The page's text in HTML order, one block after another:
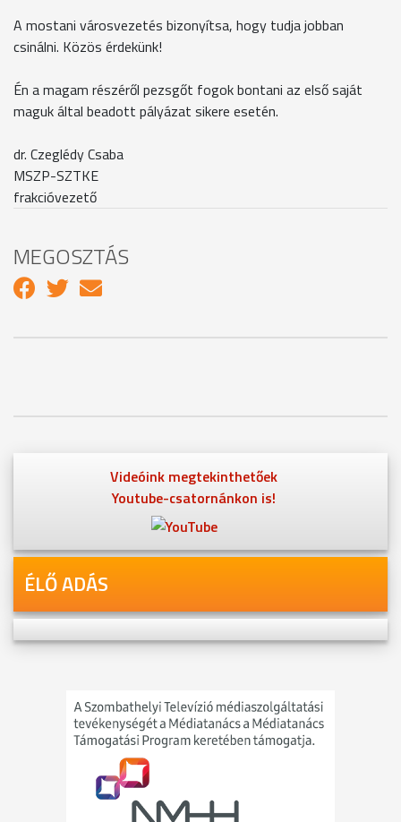
A mostani városvezetés bizonyítsa, hogy tudja jobban
csinálni. Közös érdekünk!
Én a magam részéről pezsgőt fogok bontani az első saját
maguk által beadott pályázat sikere esetén.
dr. Czeglédy Csaba
MSZP-SZTKE
frakcióvezető
MEGOSZTÁS
Videóink megtekinthetőek
Youtube-csatornánkon is!
ÉLŐ ADÁS